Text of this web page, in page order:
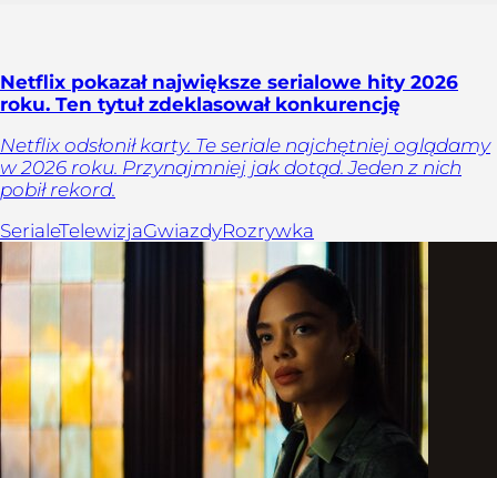
Netflix pokazał największe serialowe hity 2026
roku. Ten tytuł zdeklasował konkurencję
Netflix odsłonił karty. Te seriale najchętniej oglądamy
w 2026 roku. Przynajmniej jak dotąd. Jeden z nich
pobił rekord.
SerialeTelewizjaGwiazdyRozrywka